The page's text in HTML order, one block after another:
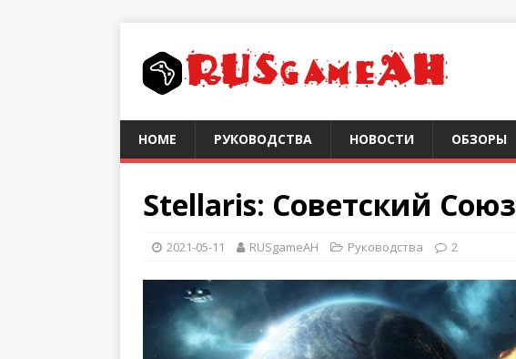
HOME РУКОВОДСТВА НОВОСТИ ОБЗОРЫ
Stellaris: Советский Союз
2021-05-11 RUSgameAH Руководства 2